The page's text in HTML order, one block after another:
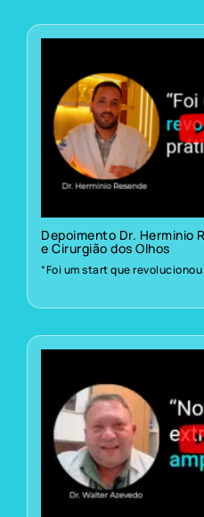
Depoimento Dr. Herminio
e Cirurgião dos Olhos
“Foi um start que